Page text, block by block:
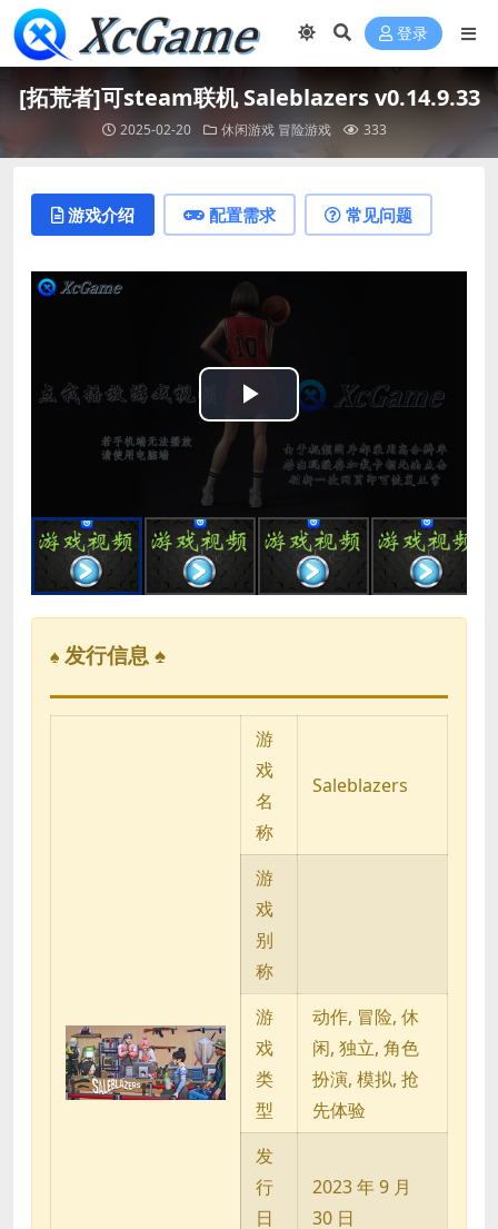
登录
[拓荒者]可steam联机 Saleblazers v0.14.9.33
2025-02-20 休闲游戏 冒险游戏 333
游戏介绍 配置需求 常见问题
Play
Video
♠ 发行信息 ♠
游
戏
名
称
Saleblazers
游
戏
别
称
游
戏
类
型
动作, 冒险, 休
闲, 独立, 角色
扮演, 模拟, 抢
先体验
发
行
日
2023 年 9 月
30 日